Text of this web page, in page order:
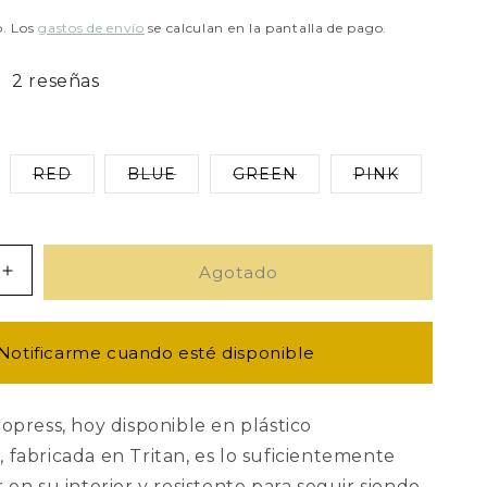
Losgastos de envío se calculan en la pantalla de pago.
2 reseñas
RED
Variante
disponible
BLUE
Variante
disponible
GREEN
Variante
disponible
PINK
Variante
disponible
Aumentar
cantidad
para
Aeropress
COLORES
Agotado
cuando esté disponible
hoy disponible en plástico
fabricada en Tritan, es lo suficientemente